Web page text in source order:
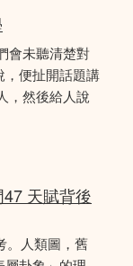
會未聽清楚對
，便扯開話題講
，然後給人說
天賦背後
。人類圖，舊